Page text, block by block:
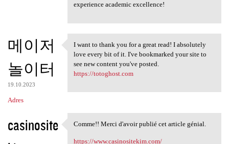
experience academic excellence!
메이저
놀이터
19.10.2023
Adres
I want to thank you for a
I want to thank you for a great read! I absolutely
love every bit of it. I've bookmarked your site to
see new content you've posted.
https://totoghost.com
casinosite
Comme!! Merci d'avoir publié
Comme!! Merci d'avoir publié cet article génial.
https://www.casinositekim.com/